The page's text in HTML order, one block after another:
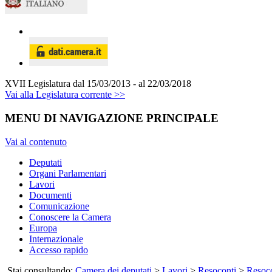
XVII Legislatura dal 15/03/2013 - al 22/03/2018
Vai alla Legislatura corrente >>
MENU DI NAVIGAZIONE PRINCIPALE
Vai al contenuto
Deputati
Organi Parlamentari
Lavori
Documenti
Comunicazione
Conoscere la Camera
Europa
Internazionale
Accesso rapido